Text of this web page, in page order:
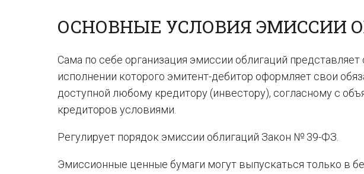
ОСНОВНЫЕ УСЛОВИЯ ЭМИССИИ
Сама по себе организация эмиссии облигаций
исполнении которого эмитент-дебитор оформляет свои
доступной любому кредитору (инвестору), согласному с
кредиторов условиями.
Регулирует порядок эмиссии облигаций Закон № 39-ФЗ.
Эмиссионные ценные бумаги могут выпускаться только в